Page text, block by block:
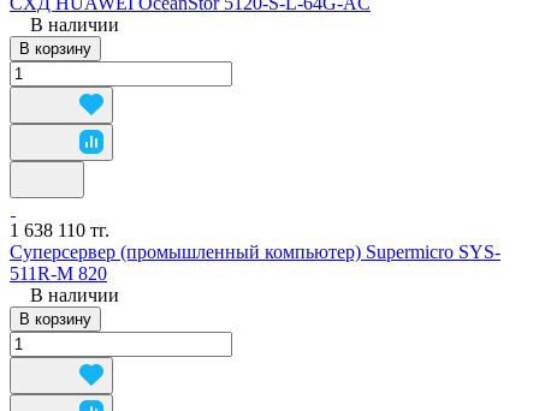
В наличии
В корзину
1 638 110 тг.
Суперсервер (промышленный компьютер) Supermicro SYS-
511R-M 820
В наличии
В корзину